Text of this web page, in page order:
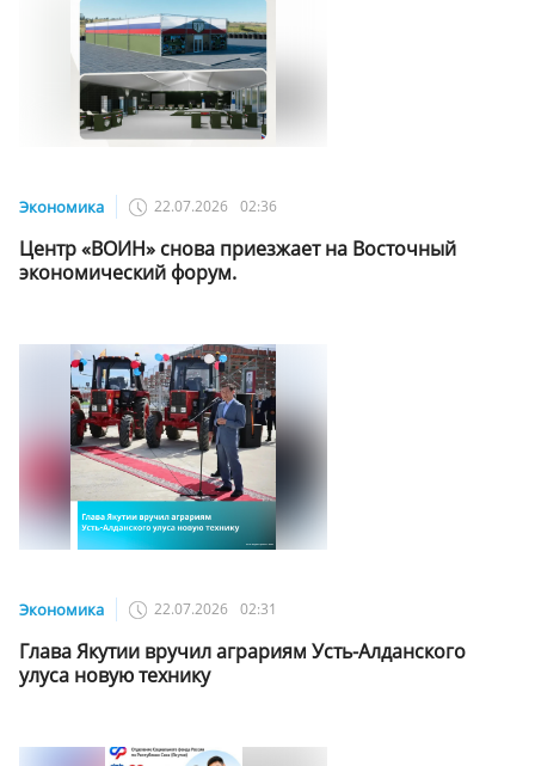
Экономика 22.07.2026 02:36
Центр «ВОИН» снова приезжает на Восточный
экономический форум.
Экономика 22.07.2026 02:31
Глава Якутии вручил аграриям Усть-Алданского
улуса новую технику